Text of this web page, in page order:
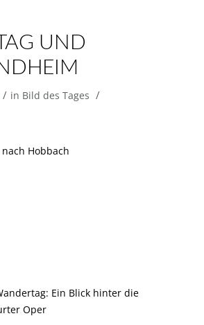
UND
/ in Bild des Tages /
Hobbach
Ein Blick hinter die
Oper